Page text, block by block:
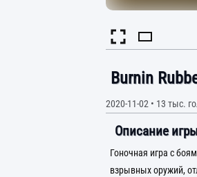
Burnin
2020-11-02• 13 тыс.
Описание
Гоночная игра с
взрывных оружий,